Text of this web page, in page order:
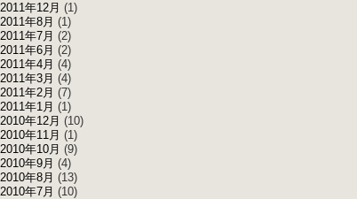
2011年12月 (1)
2011年8月 (1)
2011年7月 (2)
2011年6月 (2)
2011年4月 (4)
2011年3月 (4)
2011年2月 (7)
2011年1月 (1)
2010年12月 (10)
2010年11月 (1)
2010年10月 (9)
2010年9月 (4)
2010年8月 (13)
2010年7月 (10)